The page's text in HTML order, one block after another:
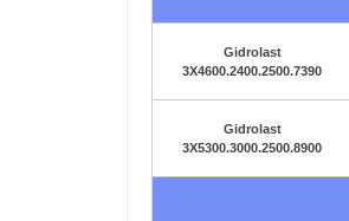
Gidrolast
3X4600.2400.2500.7390
Gidrolast
3X5300.3000.2500.8900